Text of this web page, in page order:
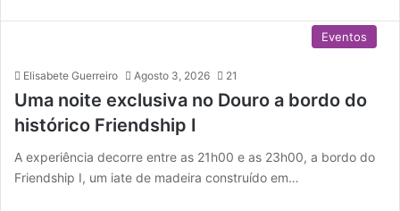
Eventos
Elisabete Guerreiro Agosto 3, 2026 21
Uma noite exclusiva no Douro a bordo do
histórico Friendship I
A experiência decorre entre as 21h00 e as 23h00, a bordo do
Friendship I, um iate de madeira construído em…